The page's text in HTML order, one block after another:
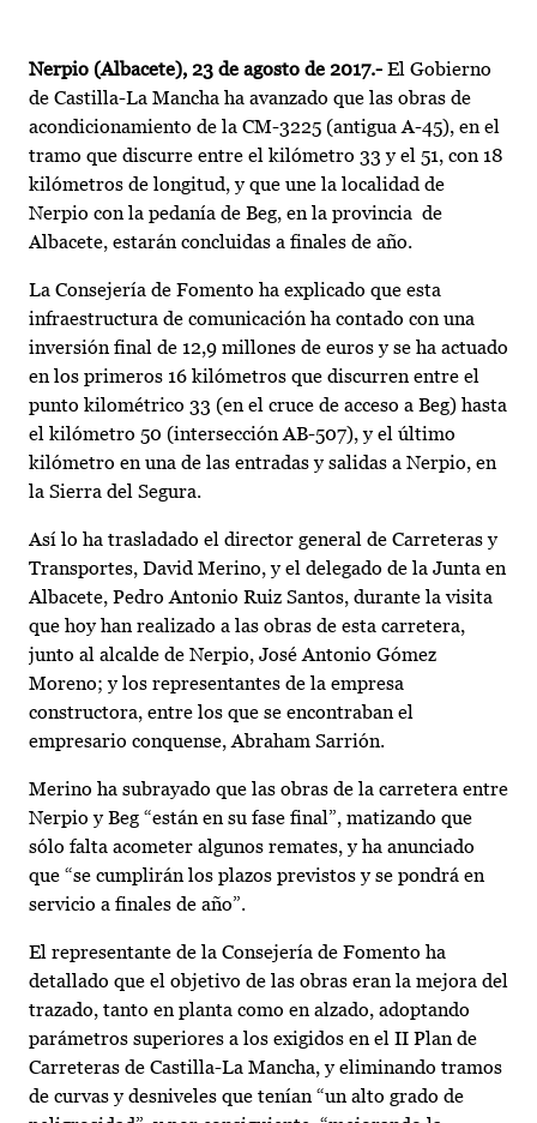
Nerpio (Albacete), 23 de agosto de 2017.- El Gobierno
de Castilla-La Mancha ha avanzado que las obras de
acondicionamiento de la CM-3225 (antigua A-45), en el
tramo que discurre entre el kilómetro 33 y el 51, con 18
kilómetros de longitud, y que une la localidad de
Nerpio con la pedanía de Beg, en la provincia de
Albacete, estarán concluidas a finales de año.
La Consejería de Fomento ha explicado que esta
infraestructura de comunicación ha contado con una
inversión final de 12,9 millones de euros y se ha actuado
en los primeros 16 kilómetros que discurren entre el
punto kilométrico 33 (en el cruce de acceso a Beg) hasta
el kilómetro 50 (intersección AB-507), y el último
kilómetro en una de las entradas y salidas a Nerpio, en
la Sierra del Segura.
Así lo ha trasladado el director general de Carreteras y
Transportes, David Merino, y el delegado de la Junta en
Albacete, Pedro Antonio Ruiz Santos, durante la visita
que hoy han realizado a las obras de esta carretera,
junto al alcalde de Nerpio, José Antonio Gómez
Moreno; y los representantes de la empresa
constructora, entre los que se encontraban el
empresario conquense, Abraham Sarrión.
Merino ha subrayado que las obras de la carretera entre
Nerpio y Beg “están en su fase final”, matizando que
sólo falta acometer algunos remates, y ha anunciado
que “se cumplirán los plazos previstos y se pondrá en
servicio a finales de año”.
El representante de la Consejería de Fomento ha
detallado que el objetivo de las obras eran la mejora del
trazado, tanto en planta como en alzado, adoptando
parámetros superiores a los exigidos en el II Plan de
Carreteras de Castilla-La Mancha, y eliminando tramos
de curvas y desniveles que tenían “un alto grado de